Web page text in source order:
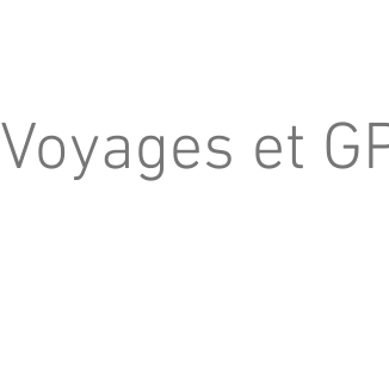
Voyages et